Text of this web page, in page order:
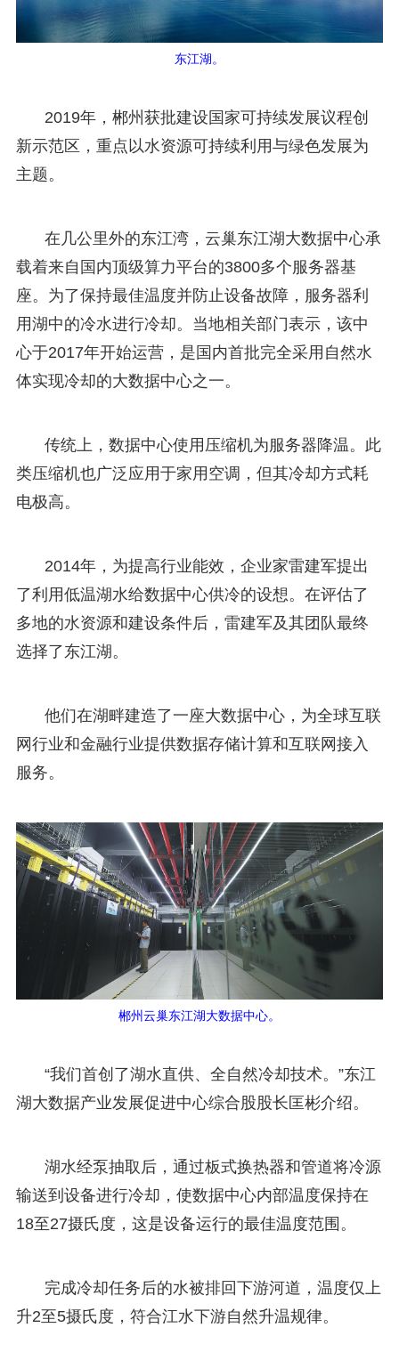
东江湖。
2019年，郴州获批建设国家可持续发展议程创
新示范区，重点以水资源可持续利用与绿色发展为
主题。
在几公里外的东江湾，云巢东江湖大数据中心承
载着来自国内顶级算力平台的3800多个服务器基
座。为了保持最佳温度并防止设备故障，服务器利
用湖中的冷水进行冷却。当地相关部门表示，该中
心于2017年开始运营，是国内首批完全采用自然水
体实现冷却的大数据中心之一。
传统上，数据中心使用压缩机为服务器降温。此
类压缩机也广泛应用于家用空调，但其冷却方式耗
电极高。
2014年，为提高行业能效，企业家雷建军提出
了利用低温湖水给数据中心供冷的设想。在评估了
多地的水资源和建设条件后，雷建军及其团队最终
选择了东江湖。
他们在湖畔建造了一座大数据中心，为全球互联
网行业和金融行业提供数据存储计算和互联网接入
服务。
郴州云巢东江湖大数据中心。
“我们首创了湖水直供、全自然冷却技术。”东江
湖大数据产业发展促进中心综合股股长匡彬介绍。
湖水经泵抽取后，通过板式换热器和管道将冷源
输送到设备进行冷却，使数据中心内部温度保持在
18至27摄氏度，这是设备运行的最佳温度范围。
完成冷却任务后的水被排回下游河道，温度仅上
升2至5摄氏度，符合江水下游自然升温规律。